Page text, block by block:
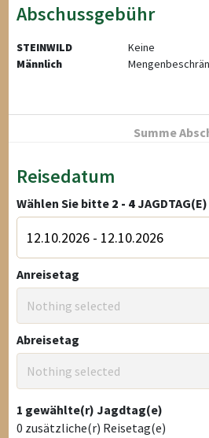
Abschussgebühr
STEINWILD
Männlich
Keine
Summe
Reisedatum
Wählen Sie bitte 2 - 4JAGDTAG(E)
Anreisetag
Nothing selected
Abreisetag
Nothing selected
1 gewählte(r) Jagdtag(e)
0 zusätzliche(r) Reisetag(e)